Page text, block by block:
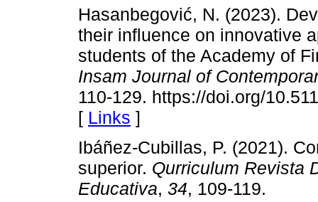
Hasanbegović, N. (2023).
their influence on innovative
students of the Academy of
Insam Journal of
110-129. https://doi.org/
[ Links ]
Ibáñez-Cubillas, P. (2021).
superior. Qurriculum Revista
Educativa, 34, 109-119.